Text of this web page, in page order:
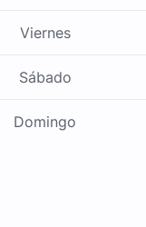
Viernes
Sábado
Domingo